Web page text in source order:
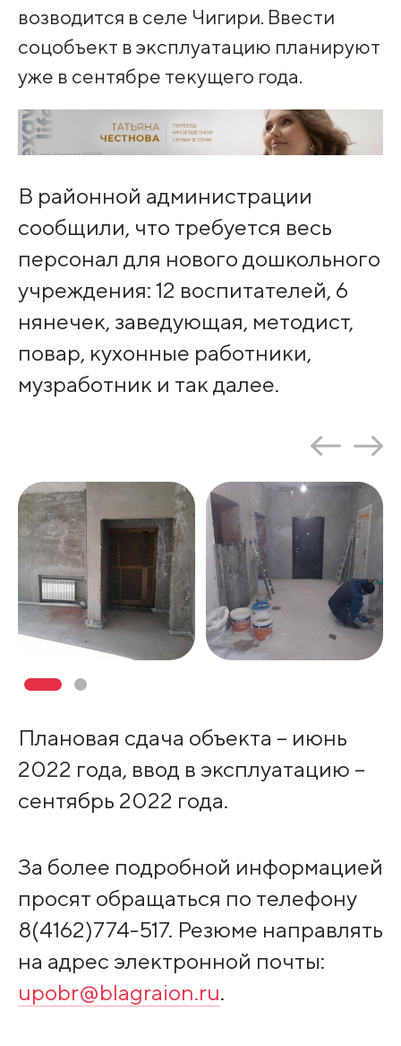
возводится в селе Чигири. Ввести
соцобъект в эксплуатацию планируют
уже в сентябре текущего года.
В районной администрации
сообщили, что требуется весь
персонал для нового дошкольного
учреждения: 12 воспитателей, 6
нянечек, заведующая, методист,
повар, кухонные работники,
музработник и так далее.
Плановая сдача объекта – июнь
2022 года, ввод в эксплуатацию –
сентябрь 2022 года.
За более подробной информацией
просят обращаться по телефону
8(4162)774-517. Резюме направлять
на адрес электронной почты:
upobr@blagraion.ru.